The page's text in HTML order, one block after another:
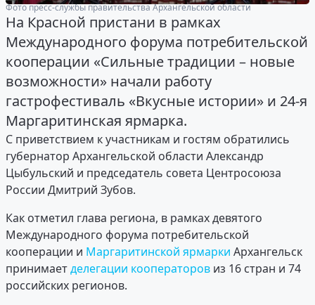
Фото пресс-службы правительства Архангельской области
На Красной пристани в рамках
Международного форума потребительской
кооперации «Сильные традиции – новые
возможности» начали работу
гастрофестиваль «Вкусные истории» и 24-я
Маргаритинская ярмарка.
С приветствием к участникам и гостям обратились
губернатор Архангельской области Александр
Цыбульский и председатель совета Центросоюза
России Дмитрий Зубов.
Как отметил глава региона, в рамках девятого
Международного форума потребительской
кооперации и Маргаритинской ярмарки Архангельск
принимаетделегации кооператоров из 16 стран и 74
российских регионов.